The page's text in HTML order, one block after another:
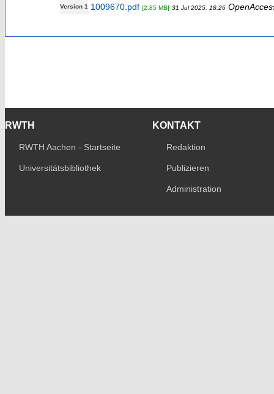
Version 1 1009670.pdf [2.85 MB] 31 Jul 2025, 18:26
RWTH
RWTH Aachen - Startseite
Universitätsbibliothek
KONTAKT
Redaktion
Publizieren
Administration